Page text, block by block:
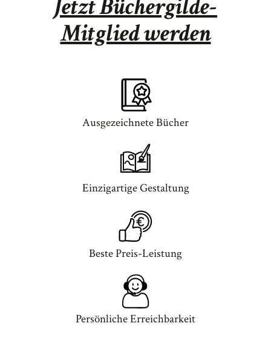
Jetzt Büchergilde-
Mitglied werden
Ausgezeichnete Bücher
Einzigartige Gestaltung
Beste Preis-Leistung
Persönliche Erreichbarkeit